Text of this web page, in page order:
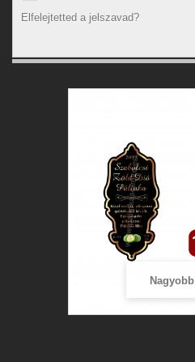
Elfelejtetted a jelszavad?
Nagyobb